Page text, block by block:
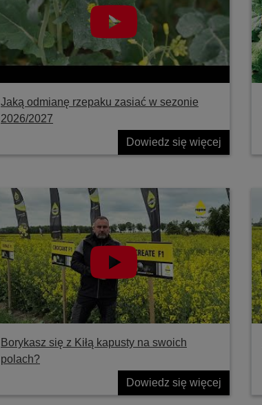
Jaką odmianę rzepaku zasiać w sezonie
2026/2027
Dowiedz się więcej
Borykasz się z Kiłą kapusty na swoich
polach?
Dowiedz się więcej